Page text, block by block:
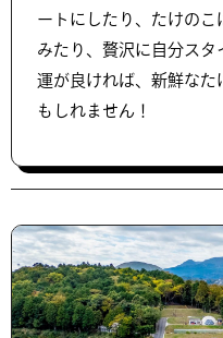
ートにしたり、たけの
みたり、贅沢に自分スタ
運が良ければ、新鮮な
もしれません！